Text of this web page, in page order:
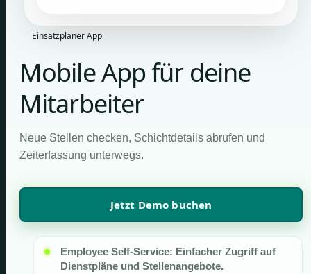
Einsatzplaner App
Mobile App für deine
Mitarbeiter
Neue Stellen checken, Schichtdetails abrufen und
Zeiterfassung unterwegs.
Jetzt Demo buchen
Employee Self-Service: Einfacher Zugriff auf
Dienstpläne und Stellenangebote.